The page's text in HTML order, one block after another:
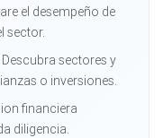
el desempeño de
sector.
Descubra sectores y
o inversiones.
financiera
diligencia.